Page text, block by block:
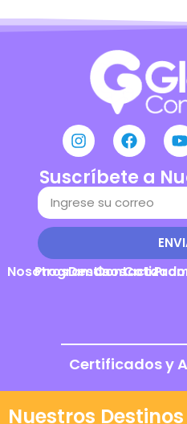
Suscríbete a
Nosotros
Programas
Destinos
Contacto
Certificados y
Nuestros Destinos